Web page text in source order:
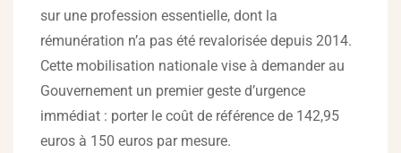
sur une profession essentielle, dont la
rémunération n’a pas été revalorisée depuis 2014.
Cette mobilisation nationale vise à demander au
Gouvernement un premier geste d’urgence
immédiat : porter le coût de référence de 142,95
euros à 150 euros par mesure.